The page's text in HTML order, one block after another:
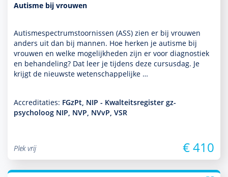
Autisme bij vrouwen
Autismespectrumstoor­nissen (ASS) zien er bij vrouwen
anders uit dan bij mannen. Hoe herken je autisme bij
vrouwen en welke moge­lijk­heden zijn er voor diag­nos­tiek
en behan­del­ing? Dat leer je tijdens deze cursusdag. Je
krijgt de nieuwste weten­schappe­lijke …
Accreditaties: FGzPt, NIP - Kwalteitsregister gz-
psycholoog NIP, NVP, NVvP, VSR
Plek vrij € 410